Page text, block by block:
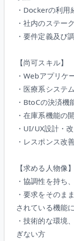
・Dockerの利用
・社内のステー
・要件定義及び
【尚可スキル】
・Webアプリケ
・医療系システ
・BtoCの決済機
・在庫系機能の
・UI/UX設計・
・レスポンス改
【求める人物像】
・協調性を持ち
・要求をそのま
されている機能
・技術的な環境
ぎない方